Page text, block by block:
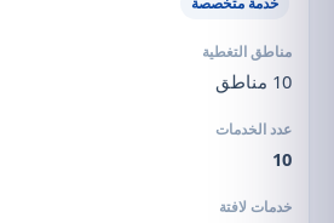
10 مناطق
10